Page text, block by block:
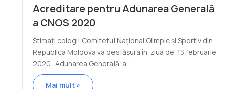
Acreditare pentru Adunarea Generală
a CNOS 2020
Stimați colegi! Comitetul Național Olimpic și Sportiv din
Republica Moldova va desfășura în ziua de 13 februarie
2020 Adunarea Generală a…
Mai mult »